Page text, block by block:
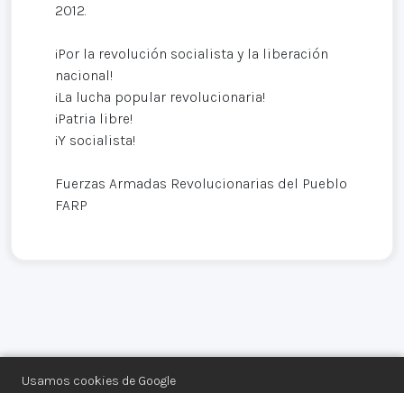
Usamos cookies de Google
2012.
¡Por la revolución socialista y la liberación
nacional!
¡La lucha popular revolucionaria!
¡Patria libre!
¡Y socialista!
Fuerzas Armadas Revolucionarias del Pueblo
FARP